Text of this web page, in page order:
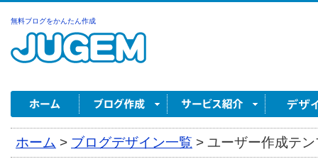
無料ブログをかんたん作成
ホーム > ブログデザイン一覧 > ユーザー作成テ